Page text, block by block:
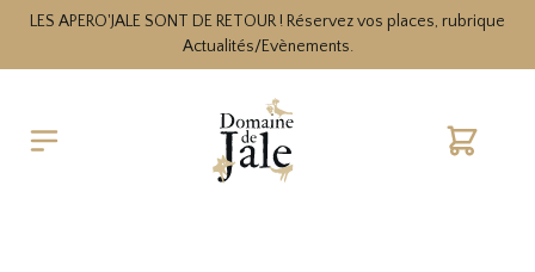
LES APERO'JALE SONT DE RETOUR ! Réservez vos places, rubrique
Actualités/Evènements.
Cart